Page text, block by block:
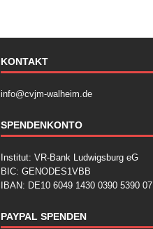
KONTAKT
info@cvjm-walheim.de
SPENDENKONTO
Institut: VR-Bank Ludwigsburg eG
BIC: GENODES1VBB
IBAN: DE10 6049 1430 0390 5390 07
PAYPAL SPENDEN